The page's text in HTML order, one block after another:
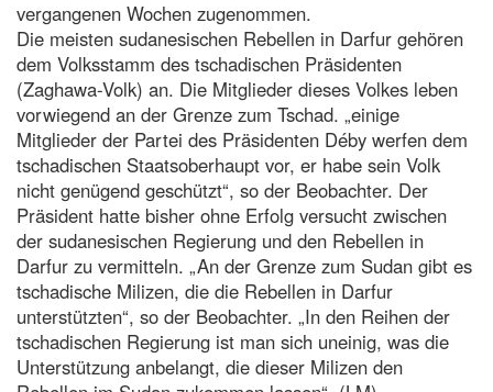
vergangenen Wochen zugenommen.
Die meisten sudanesischen Rebellen in Darfur gehören
dem Volksstamm des tschadischen Präsidenten
(Zaghawa-Volk) an. Die Mitglieder dieses Volkes leben
vorwiegend an der Grenze zum Tschad. „einige
Mitglieder der Partei des Präsidenten Déby werfen dem
tschadischen Staatsoberhaupt vor, er habe sein Volk
nicht genügend geschützt“, so der Beobachter. Der
Präsident hatte bisher ohne Erfolg versucht zwischen
der sudanesischen Regierung und den Rebellen in
Darfur zu vermitteln. „An der Grenze zum Sudan gibt es
tschadische Milizen, die die Rebellen in Darfur
unterstützten“, so der Beobachter. „In den Reihen der
tschadischen Regierung ist man sich uneinig, was die
Unterstützung anbelangt, die dieser Milizen den